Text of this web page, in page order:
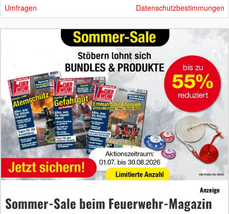
Umfragen Datenschutzbestimmungen
Anzeige
Sommer-Sale beim Feuerwehr-Magazin